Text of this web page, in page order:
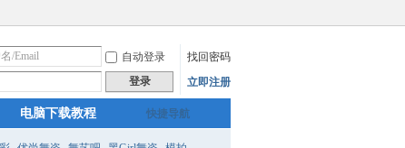
自动登录
找回密码
登录 立即注册
快捷导航
电脑下载教程